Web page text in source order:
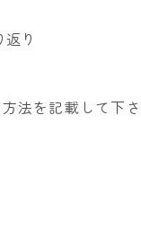
り
法を記載して下さ